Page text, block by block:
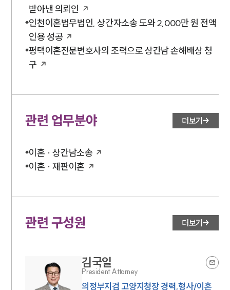
구성원 소개
손해배상 · 민사전문변호사
언론보도
법률 블로그
받아낸 의뢰인
인천이혼법무법인, 상간자소송 도와 2,000만 원 전액
인용 성공
평택이혼전문변호사의 조력으로 상간남 손해배상 청
구
관련 업무분야 더보기
이혼 · 상간남소송
이혼 · 재판이혼
관련 구성원 더보기
김국일
President Attorney
의정부지검 고양지청장 경력,형사/이혼